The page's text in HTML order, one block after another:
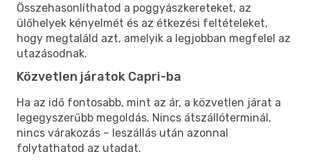
Összehasonlíthatod a poggyászkereteket, az
ülőhelyek kényelmét és az étkezési feltételeket,
hogy megtaláld azt, amelyik a legjobban megfelel az
utazásodnak.
Közvetlen járatok Capri-ba
Ha az idő fontosabb, mint az ár, a közvetlen járat a
legegyszerűbb megoldás. Nincs átszállóterminál,
nincs várakozás – leszállás után azonnal
folytathatod az utadat.